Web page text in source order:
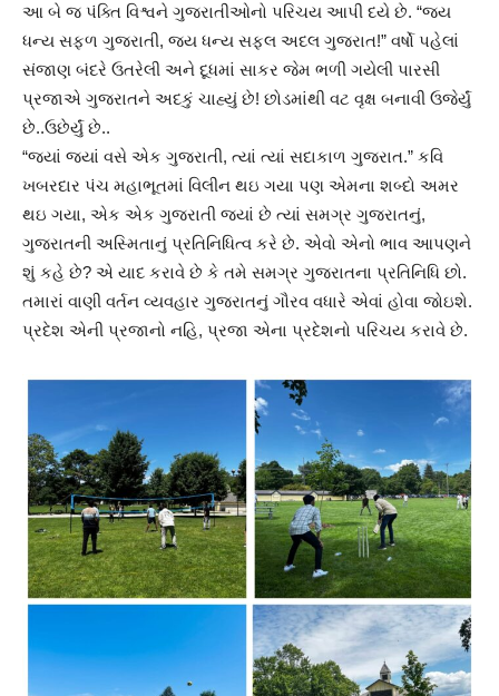
આ બે જ પંક્તિ વિશ્વને ગુજરાતીઓનો પરિચય આપી દયે છે. “જય
ધન્ય સફળ ગુજરાતી, જય ધન્ય સફલ અદલ ગુજરાત!” વર્ષો પહેલાં
સંજાણ બંદરે ઉતરેલી અને દૂધમાં સાકર જેમ ભળી ગયેલી પારસી
પ્રજાએ ગુજરાતને અદકું ચાહ્યું છે! છોડમાંથી વટ વૃક્ષ બનાવી ઉજેર્યું
છે..ઉછેર્યું છે..
“જ્યાં જ્યાં વસે એક ગુજરાતી, ત્યાં ત્યાં સદાકાળ ગુજરાત.” કવિ
ખબરદાર પંચ મહાભૂતમાં વિલીન થઇ ગયા પણ એમના શબ્દો અમર
થ‍ઇ ગ‍યા, એક એક ગુજરાતી જ્યાં છે ત્યાં સમગ્ર ગુજરાતનું,
ગુજરાતની અસ્મિતાનું પ્રતિનિધિત્વ કરે છે. એવો એનો ભાવ આપણને
શું કહે છે? એ યાદ કરાવે છે કે તમે સમગ્ર ગુજરાતના પ્રતિનિધિ છો.
તમારાં વાણી વર્તન વ્યવહાર ગુજરાતનું ગૌરવ વધારે એવાં હોવા જોઇશે.
પ્રદેશ એની પ્રજાનો નહિ, પ્રજા એના પ્રદેશનો પરિચય કરાવે છે.